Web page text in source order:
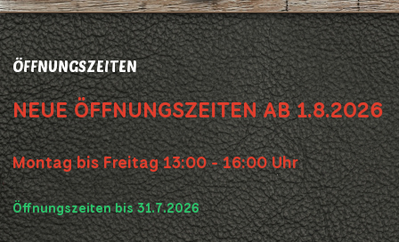
ÖFFNUNGSZEITEN
NEUE ÖFFNUNGSZEITEN AB 1.8.2026
Montag bis Freitag 13:00 - 16:00 Uhr
Öffnungszeiten bis 31.7.2026